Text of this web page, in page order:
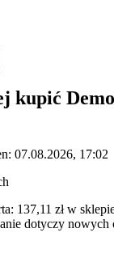
kupić
07.08.2026, 17:02
137,11 zł w
dotyczy nowych